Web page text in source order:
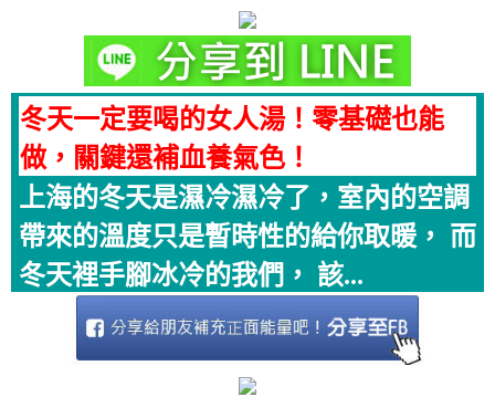
冬天一定要喝的女人湯！零基礎也能
做，關鍵還補血養氣色！
上海的冬天是濕冷濕冷了，室內的空調
帶來的溫度只是暫時性的給你取暖， 而
冬天裡手腳冰冷的我們， 該...